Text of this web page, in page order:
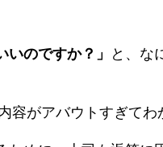
いのですか？」 と、な
容がアバウトすぎてわ